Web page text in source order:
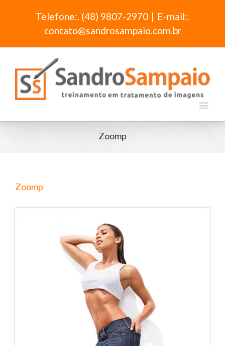
Telefone:. (48) 9807-2970 | E-mail:.
contato@sandrosampaio.com.br
Zoomp
Zoomp